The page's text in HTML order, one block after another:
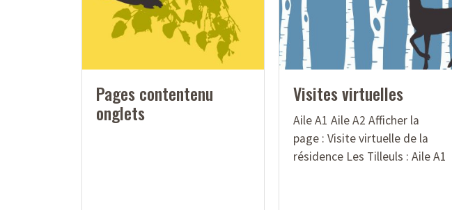
Pages contentenu
onglets
Visites virtuelles
Aile A1 Aile A2 Afficher la
page : Visite virtuelle de la
résidence Les Tilleuls : Aile A1